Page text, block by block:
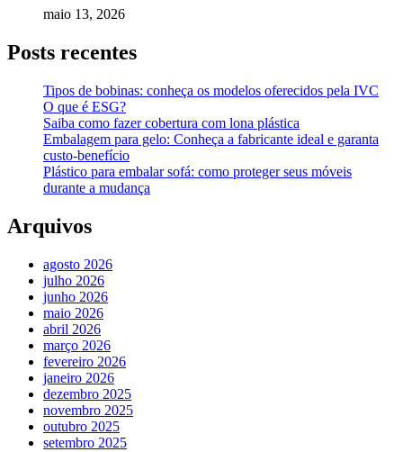
maio 13, 2026
Posts recentes
Tipos de bobinas: conheça os modelos oferecidos pela IVC
O que é ESG?
Saiba como fazer cobertura com lona plástica
Embalagem para gelo: Conheça a fabricante ideal e garanta
custo-benefício
Plástico para embalar sofá: como proteger seus móveis
durante a mudança
Arquivos
agosto 2026
julho 2026
junho 2026
maio 2026
abril 2026
março 2026
fevereiro 2026
janeiro 2026
dezembro 2025
novembro 2025
outubro 2025
setembro 2025